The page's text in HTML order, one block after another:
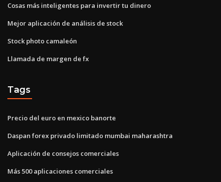
Cosas más inteligentes para invertir tu dinero
Mejor aplicación de análisis de stock
Stock photo camaleón
Llamada de margen de fx
Tags
Precio del euro en mexico banorte
Daspan forex privado limitado mumbai maharashtra
Aplicación de consejos comerciales
Más 500 aplicaciones comerciales